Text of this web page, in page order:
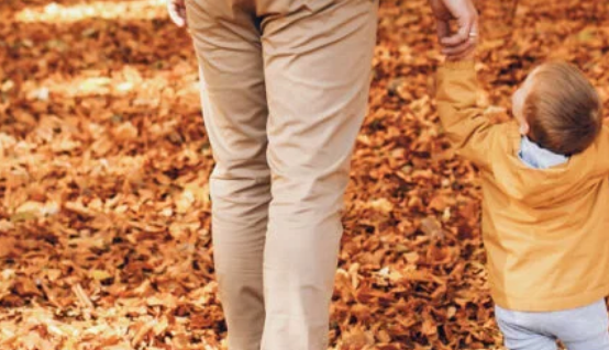
5 kleine Rituale, die Familien im
Alltag stärker verbinden
Oktober 11, 2025
Top Category